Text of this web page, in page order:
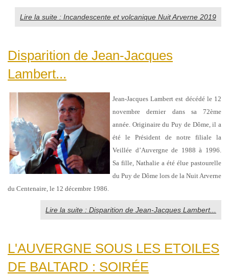
Lire la suite : Incandescente et volcanique Nuit Arverne 2019
Disparition de Jean-Jacques
Lambert...
Jean-Jacques Lambert est décédé le 12
novembre dernier dans sa 72ème
année. Originairedu Puy de Dôme, il a
été le Président de notre filiale la
Veillée d’Auvergne de 1988 à 1996.
Sa fille, Nathalie a été élue pastourelle
du Puy de Dôme lors de la Nuit Arverne
du Centenaire, le 12 décembre 1986.
Lire la suite : Disparition de Jean-Jacques Lambert...
L'AUVERGNE SOUS LES ETOILES
DE BALTARD : SOIRÉE